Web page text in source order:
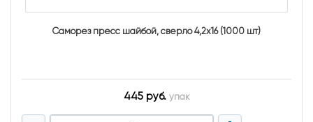
Саморез пресс шайбой, сверло 4,2х16 (1000 шт)
445 руб. упак